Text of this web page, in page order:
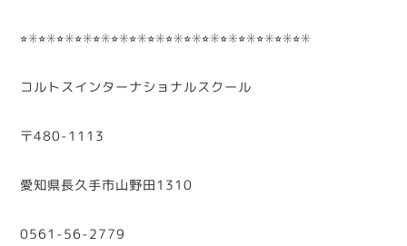
⭐︎✳︎⭐︎✳︎⭐︎✳︎⭐︎✳︎⭐︎✳︎⭐︎✳︎⭐︎✳︎⭐︎✳︎⭐︎✳︎⭐︎✳︎⭐︎✳︎⭐︎✳︎⭐︎✳︎⭐︎✳︎⭐︎✳︎⭐︎✳︎
コルトスインターナショナルスクール
〒480-1113
愛知県長久手市山野田1310
0561-56-2779